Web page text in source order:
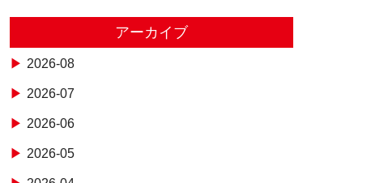
アーカイブ
2026-08
2026-07
2026-06
2026-05